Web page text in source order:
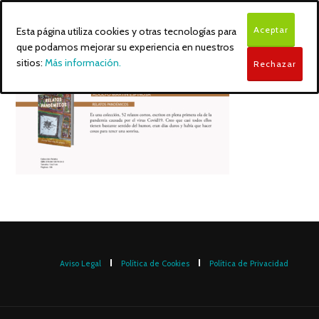
Aviso Legal Política de Cookies Política de Privacidad
Esta página utiliza cookies y otras tecnologías para
que podamos mejorar su experiencia en nuestros
sitios: Más información.
Aceptar
Rechazar